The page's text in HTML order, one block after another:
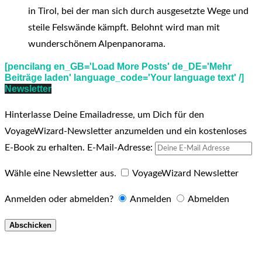
in Tirol, bei der man sich durch ausgesetzte Wege und
steile Felswände kämpft. Belohnt wird man mit
wunderschönem Alpenpanorama.
[pencilang en_GB='Load More Posts' de_DE='Mehr
Beiträge laden' language_code='Your language text' /]
Newsletter
Hinterlasse Deine Emailadresse, um Dich für den
VoyageWizard-Newsletter anzumelden und ein kostenloses
E-Book zu erhalten. E-Mail-Adresse:
Wähle eine Newsletter aus. VoyageWizard Newsletter
Anmelden oder abmelden? Anmelden Abmelden